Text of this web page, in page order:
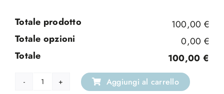
Totale prodotto
100,00 €
Totale opzioni
0,00 €
Totale
100,00 €
Ball
Aggiungi al carrello